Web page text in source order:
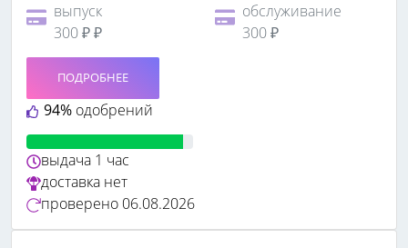
выпуск
300 ₽ ₽
обслуживание
300 ₽
94% одобрений
ПОДРОБНЕЕ
выдача 1 час
доставка нет
проверено 06.08.2026